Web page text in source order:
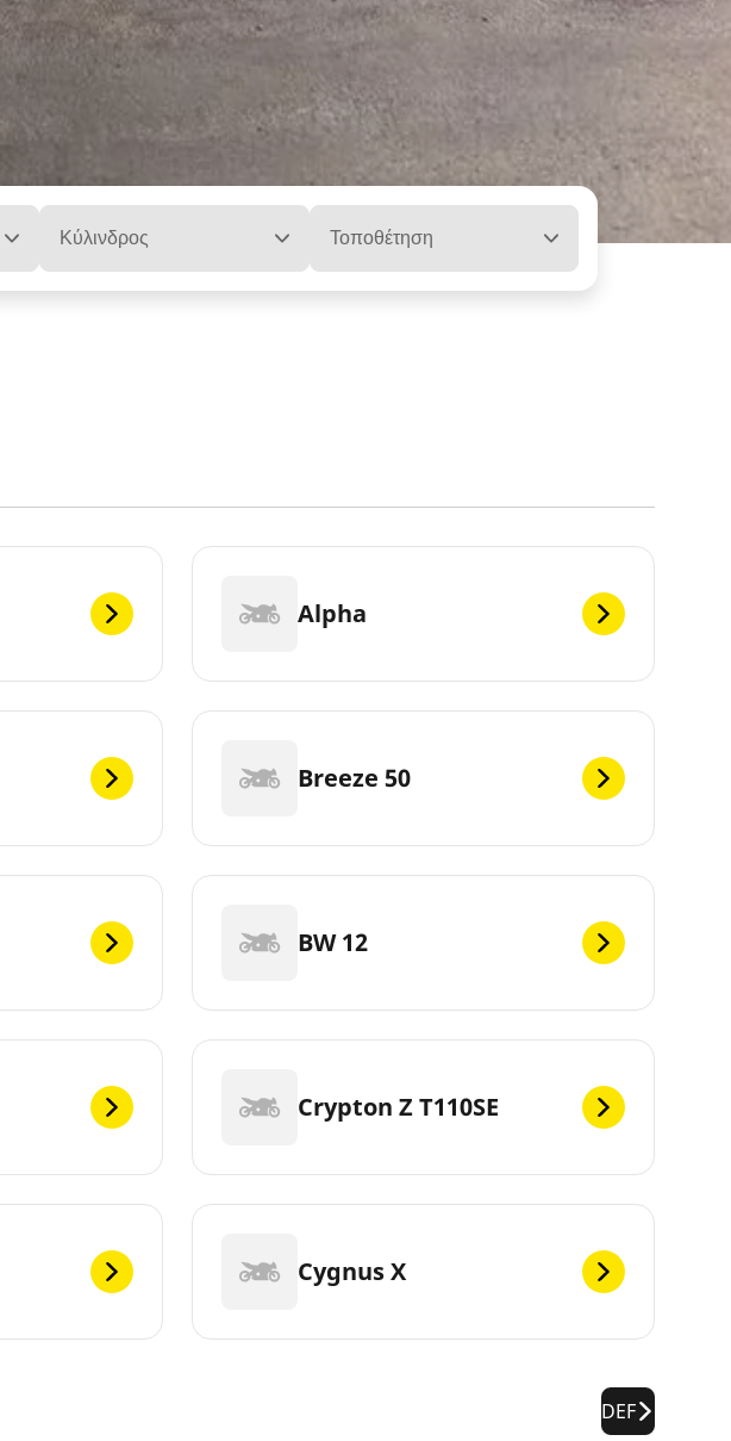
Κύλινδρος Τοποθέτηση
Alpha
Breeze 50
BW 12
Crypton Z T110SE
Cygnus X
DEF